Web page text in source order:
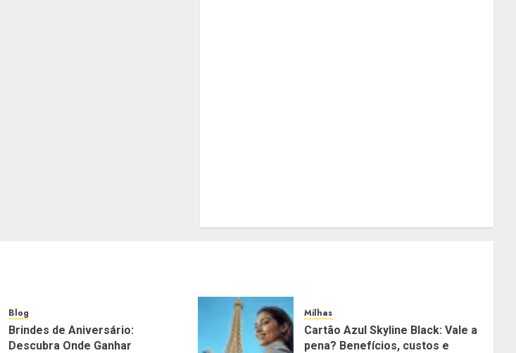
Blog
Brindes de Aniversário:
Descubra Onde Ganhar
Milhas
Cartão Azul Skyline Black: Vale a
pena? Benefícios, custos e